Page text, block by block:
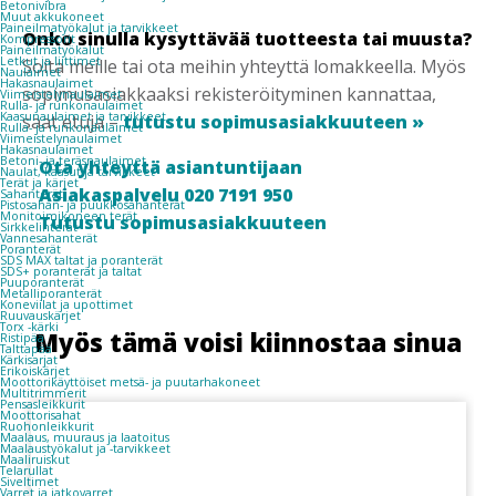
Betonivibra
Muut akkukoneet
Paineilmatyökalut ja tarvikkeet
Kompressorit
Paineilmatyökalut
Letkut ja liittimet
Naulaimet
Hakasnaulaimet
Viimeistelynaulaimet
Rulla- ja runkonaulaimet
Kaasunaulaimet ja tarvikkeet
Rulla- ja runkonaulaimet
Viimeistelynaulaimet
Hakasnaulaimet
Betoni- ja teräsnaulaimet
Naulat, kaasut ja tarvikkeet
Terät ja kärjet
Sahanterät
Pistosahan- ja puukkosahanterät
Monitoimikoneen terät
Sirkkelinterät
Vannesahanterät
Poranterät
SDS MAX taltat ja poranterät
SDS+ poranterät ja taltat
Puuporanterät
Metalliporanterät
Koneviilat ja upottimet
Ruuvauskärjet
Torx -kärki
Ristipää
Talttapää
Kärkisarjat
Erikoiskärjet
Moottorikäyttöiset metsä- ja puutarhakoneet
Multitrimmerit
Pensasleikkurit
Moottorisahat
Ruohonleikkurit
Maalaus, muuraus ja laatoitus
Maalaustyökalut ja -tarvikkeet
Maaliruiskut
Telarullat
Siveltimet
Varret ja jatkovarret
Onko sinulla kysyttävää tuotteesta tai muusta?
Soita meille tai ota meihin yhteyttä lomakkeella. Myös
sopimusasiakkaaksi rekisteröityminen kannattaa,
saat etuja –tutustu sopimusasiakkuuteen »
Ota yhteyttä asiantuntijaan
Asiakaspalvelu 020 7191 950
Tutustu sopimusasiakkuuteen
Myös tämä voisi kiinnostaa sinua